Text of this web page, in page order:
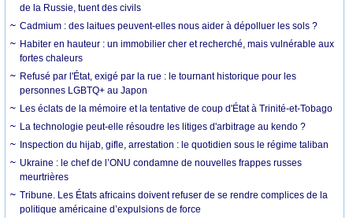
de la Russie, tuent des civils
Cadmium : des laitues peuvent-elles nous aider à dépolluer les sols ?
Habiter en hauteur : un immobilier cher et recherché, mais vulnérable aux
fortes chaleurs
Refusé par l'État, exigé par la rue : le tournant historique pour les
personnes LGBTQ+ au Japon
Les éclats de la mémoire et la tentative de coup d'État à Trinité-et-Tobago
La technologie peut-elle résoudre les litiges d'arbitrage au kendo ?
Inspection du hijab, gifle, arrestation : le quotidien sous le régime taliban
Ukraine : le chef de l’ONU condamne de nouvelles frappes russes
meurtrières
Tribune. Les États africains doivent refuser de se rendre complices de la
politique américaine d’expulsions de force